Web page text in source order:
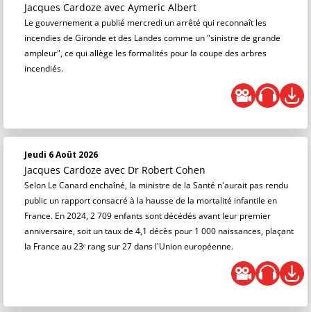
Jacques Cardoze avec Aymeric Albert
Le gouvernement a publié mercredi un arrêté qui reconnaît les
incendies de Gironde et des Landes comme un "sinistre de grande
ampleur", ce qui allège les formalités pour la coupe des arbres
incendiés.
Jeudi 6 Août 2026
Jacques Cardoze avec Dr Robert Cohen
Selon Le Canard enchaîné, la ministre de la Santé n'aurait pas rendu
public un rapport consacré à la hausse de la mortalité infantile en
France. En 2024, 2 709 enfants sont décédés avant leur premier
anniversaire, soit un taux de 4,1 décès pour 1 000 naissances, plaçant
la France au 23ᵉ rang sur 27 dans l'Union européenne.